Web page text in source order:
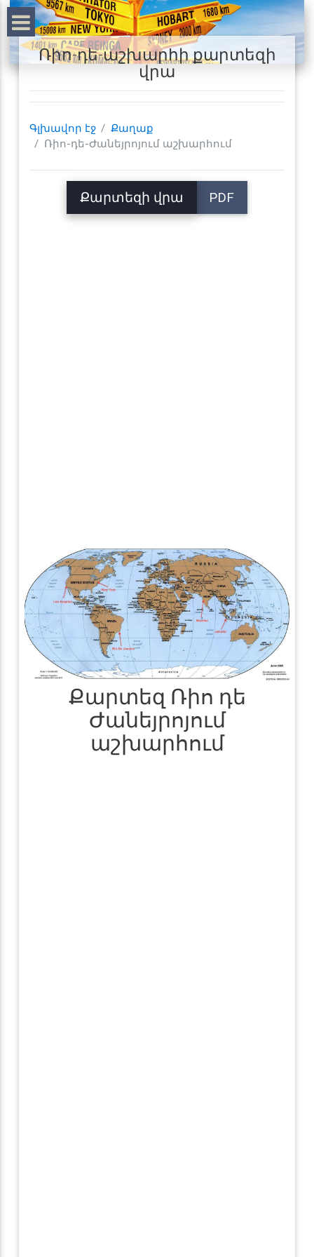
Ռիո-դե-աշխարհի քարտեզի
վրա
Գլխավոր էջ
Քաղաք
Ռիո-դե-Ժանեյրոյում աշխարհում
Քարտեզի վրա PDF
Քարտեզ Ռիո դե
Ժանեյրոյում
աշխարհում